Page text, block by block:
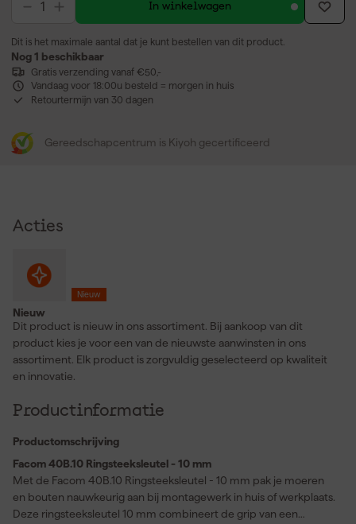
In winkelwagen
Dit is het maximale aantal dat je kunt bestellen van dit product.
Nog 1 beschikbaar
Gratis verzending vanaf €50,-
Vandaag voor 18:00u besteld = morgen in huis
Retourtermijn van 30 dagen
Gereedschapcentrum is Kiyoh gecertificeerd
Acties
Nieuw
Nieuw
Dit product is nieuw in ons assortiment. Bij aankoop van dit
product kies je voor een van de nieuwste aanwinsten in ons
assortiment. Elk product is zorgvuldig geselecteerd op kwaliteit
en innovatie.
Productinformatie
Productomschrijving
Facom 40B.10 Ringsteeksleutel - 10 mm
Met de Facom 40B.10 Ringsteeksleutel - 10 mm pak je moeren
en bouten nauwkeurig aan bij montagewerk in huis of werkplaats.
Deze ringsteeksleutel 10 mm combineert de grip van een